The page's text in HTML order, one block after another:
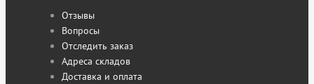
Отзывы
Вопросы
Отследить заказ
Адреса складов
Доставка и оплата